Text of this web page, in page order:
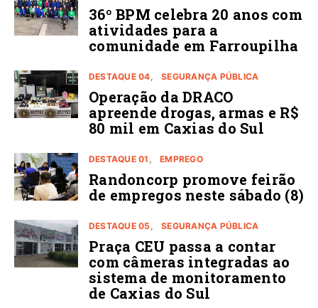
36º BPM celebra 20 anos com
atividades para a
comunidade em Farroupilha
DESTAQUE 04 SEGURANÇA PÚBLICA
Operação da DRACO
apreende drogas, armas e R$
80 mil em Caxias do Sul
DESTAQUE 01 EMPREGO
Randoncorp promove feirão
de empregos neste sábado (8)
DESTAQUE 05 SEGURANÇA PÚBLICA
Praça CEU passa a contar
com câmeras integradas ao
sistema de monitoramento
de Caxias do Sul